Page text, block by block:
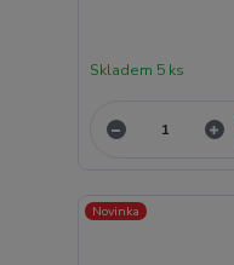
Skladem 5 ks
Novinka